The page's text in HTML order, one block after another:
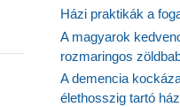
Házi praktikák a
A magyarok
rozmaringos
A demencia
élethosszig tartó